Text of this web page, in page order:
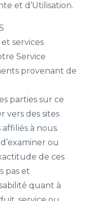
et d’Utilisation.
services
Service
provenant de
parties sur ce
vers des sites
à nous.
ou
de ces
pas et
quant à